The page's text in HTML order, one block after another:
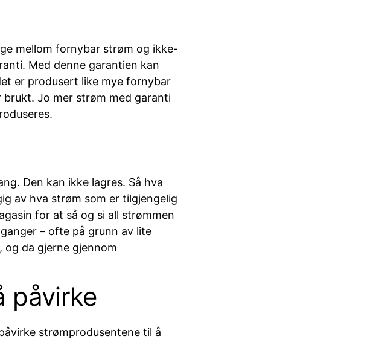
mellom fornybar strøm og ikke-
Med denne garantien kan
er produsert like mye fornybar
brukt. Jo mer strøm med garanti
Den kan ikke lagres. Så hva
av hva strøm som er tilgjengelig
for at så og si all strømmen
– ofte på grunn av lite
da gjerne gjennom
påvirke
strømprodusentene til å